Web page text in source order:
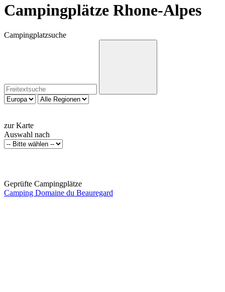
Campingplätze Rhone-Alpes
Campingplatzsuche
zur Karte
Auswahl nach
Geprüfte Campingplätze
Camping Domaine du Beauregard